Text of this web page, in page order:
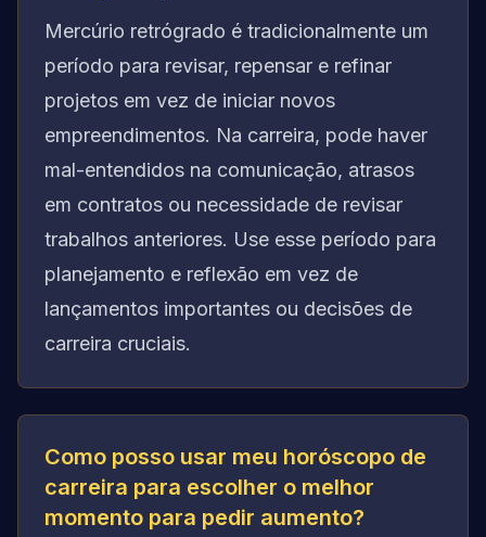
Mercúrio retrógrado é tradicionalmente um
período para revisar, repensar e refinar
projetos em vez de iniciar novos
empreendimentos. Na carreira, pode haver
mal-entendidos na comunicação, atrasos
em contratos ou necessidade de revisar
trabalhos anteriores. Use esse período para
planejamento e reflexão em vez de
lançamentos importantes ou decisões de
carreira cruciais.
Como posso usar meu horóscopo de
carreira para escolher o melhor
momento para pedir aumento?